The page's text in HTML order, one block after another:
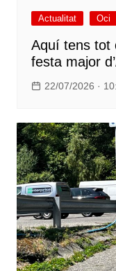
Actualitat Oci
Aquí tens tot
festa major
22/07/2026 ·